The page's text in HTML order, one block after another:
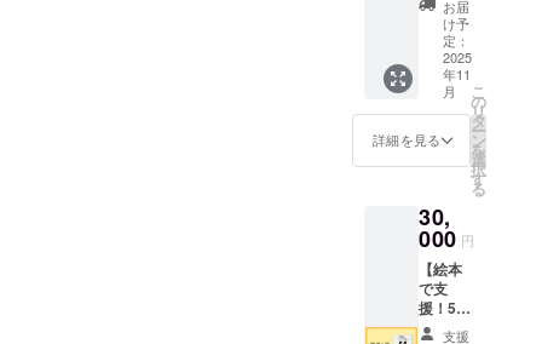
りいた
しま
す。 な
らびに
今後の
活動報
告のレ
にお送
りいた
しま
す。 ※
お気持
ち支援
プラン
ンは、
「リ
ターン
は要ら
ないけ
れど応
援した
い」と
思って
る方の
ための
プラン
です。
心を込
めたお
礼の
お届
け予
定：
2025
年11
月
詳細を見る
こ
の
リ
タ
ー
ン
を
選
択
す
る
30,
000 円
【絵本
で支
援！5冊
セッ支援